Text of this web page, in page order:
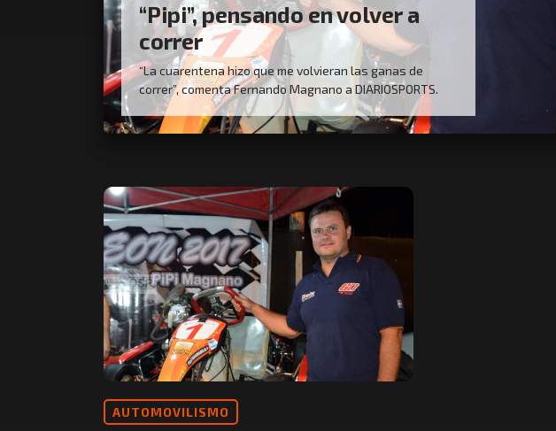
“Pipi”, pensando en volver a
correr
“La cuarentena hizo que me volvieran las ganas de
correr”, comenta Fernando Magnano a DIARIOSPORTS.
AUTOMOVILISMO